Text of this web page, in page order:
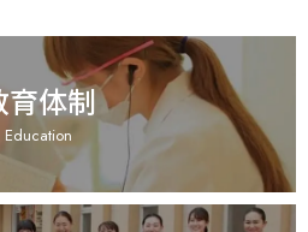
育体制
Education